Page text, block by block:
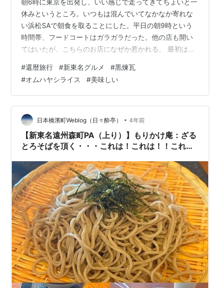
朝6時に東京を出発し、いい感じで走ってきてちょいと一
休みというところ。いつもは混んでいてなかなか寄れな
い浜松SAで朝食を取ることにした。平日の朝9時という
時間帯、フードコートはガラガラだった。他の店も開い
てはいたが、こちらのお店になぜか惹かれる。 最初は麺
が目に入ったのだった。他のステーキのメニューも美味
しそうだったが、やはり早朝から運転してきて、お腹が
空いているとはいえ、ステーキはちょっと重いだろうと
いうことでオムハヤシラスを食べることにする。 オムハ
ヤシライス・・・なかなか美味しかった しばらく待って
出てきたのがこちらのデミグラスソースがた…
#還暦旅行 #新東名グルメ #黒煉瓦
#オムハヤシライス #美味しい
日本橋濱町Weblog（日々酔亭） • 4年前
【新東名遠州森町PA（上り）】もりかけ庵：ざる
とろそばを頂く・・・これは！これは！！これ